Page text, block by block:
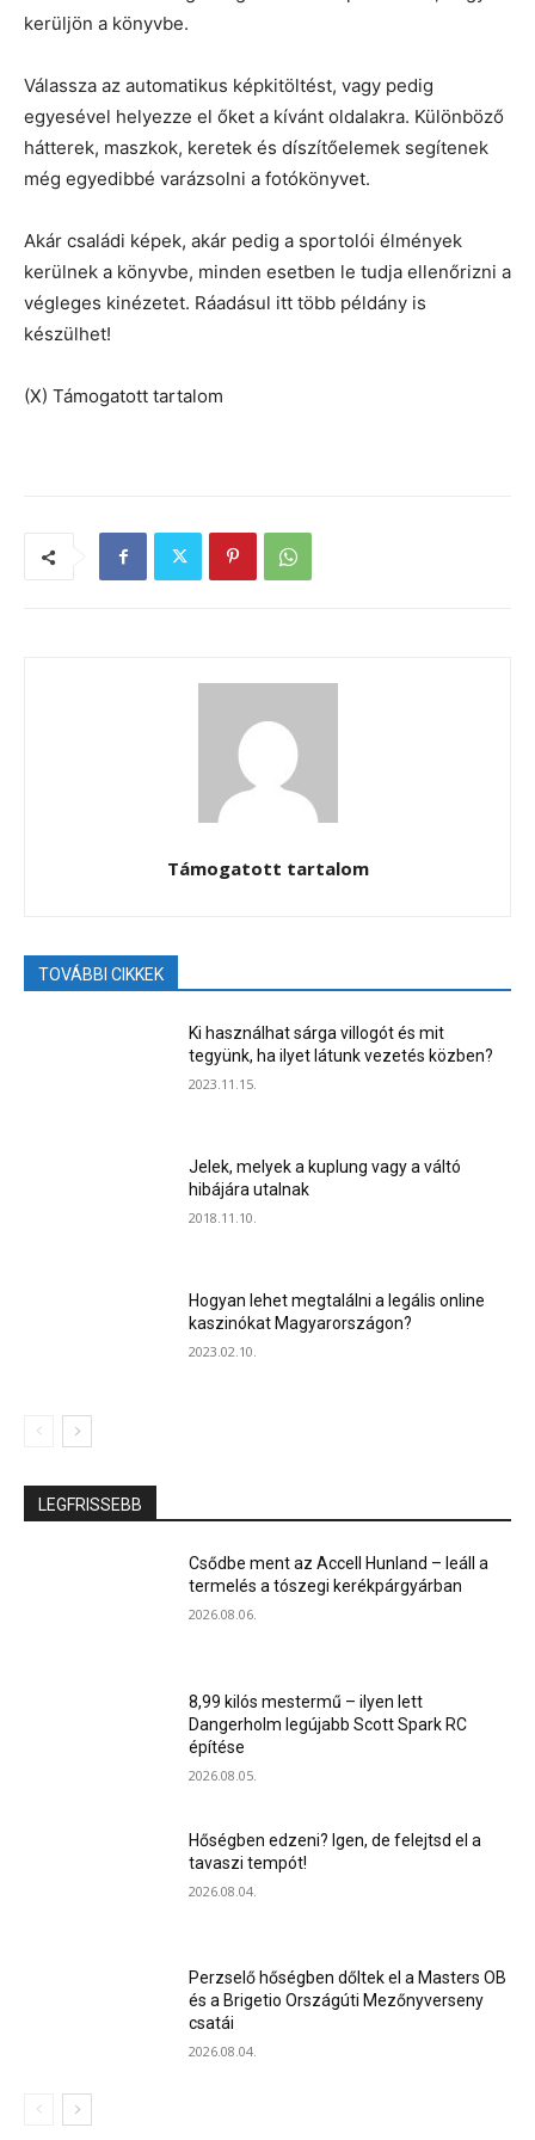
kerüljön a könyvbe.
Válassza az automatikus képkitöltést, vagy pedig
egyesével helyezze el őket a kívánt oldalakra. Különböző
hátterek, maszkok, keretek és díszítőelemek segítenek
még egyedibbé varázsolni a fotókönyvet.
Akár családi képek, akár pedig a sportolói élmények
kerülnek a könyvbe, minden esetben le tudja ellenőrizni a
végleges kinézetet. Ráadásul itt több példány is
készülhet!
(X) Támogatott tartalom
Támogatott tartalom
TOVÁBBI CIKKEK
Ki használhat sárga villogót és mit
tegyünk, ha ilyet látunk vezetés közben?
2023.11.15.
Jelek, melyek a kuplung vagy a váltó
hibájára utalnak
2018.11.10.
Hogyan lehet megtalálni a legális online
kaszinókat Magyarországon?
2023.02.10.
LEGFRISSEBB
Csődbe ment az Accell Hunland – leáll a
termelés a tószegi kerékpárgyárban
2026.08.06.
8,99 kilós mestermű – ilyen lett
Dangerholm legújabb Scott Spark RC
építése
2026.08.05.
Hőségben edzeni? Igen, de felejtsd el a
tavaszi tempót!
2026.08.04.
Perzselő hőségben dőltek el a Masters OB
és a Brigetio Országúti Mezőnyverseny
csatái
2026.08.04.